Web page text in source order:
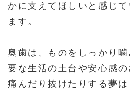
かに支えてほしいと感じ
ます。
奥歯は、ものをしっかり
要な生活の土台や安心感
痛んだり抜けたりする夢